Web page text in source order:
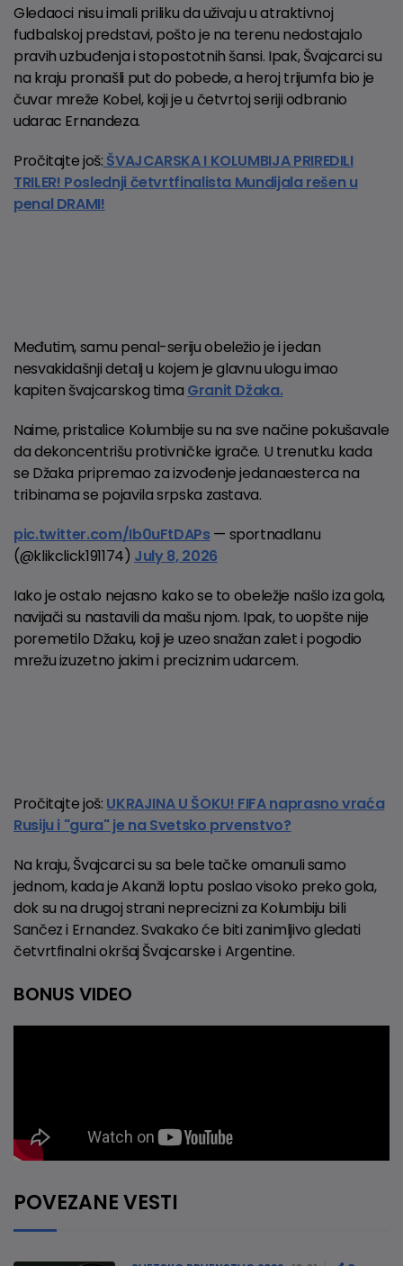
Gledaoci nisu imali priliku da uživaju u atraktivnoj
fudbalskoj predstavi, pošto je na terenu nedostajalo
pravih uzbuđenja i stopostotnih šansi. Ipak, Švajcarci su
na kraju pronašli put do pobede, a heroj trijumfa bio je
čuvar mreže Kobel, koji je u četvrtoj seriji odbranio
udarac Ernandeza.
Pročitajte još: ŠVAJCARSKA I KOLUMBIJA PRIREDILI
TRILER! Poslednji četvrtfinalista Mundijala rešen u
penal DRAMI!
Međutim, samu penal-seriju obeležio je i jedan
nesvakidašnji detalj u kojem je glavnu ulogu imao
kapiten švajcarskog tima Granit Džaka.
Naime, pristalice Kolumbije su na sve načine pokušavale
da dekoncentrišu protivničke igrače. U trenutku kada
se Džaka pripremao za izvođenje jedanaesterca na
tribinama se pojavila srpska zastava.
pic.twitter.com/Ib0uFtDAPs — sportnadlanu
(@klikclick191174) July 8, 2026
Iako je ostalo nejasno kako se to obeležje našlo iza gola,
navijači su nastavili da mašu njom. Ipak, to uopšte nije
poremetilo Džaku, koji je uzeo snažan zalet i pogodio
mrežu izuzetno jakim i preciznim udarcem.
Pročitajte još: UKRAJINA U ŠOKU! FIFA naprasno vraća
Rusiju i "gura" je na Svetsko prvenstvo?
Na kraju, Švajcarci su sa bele tačke omanuli samo
jednom, kada je Akanži loptu poslao visoko preko gola,
dok su na drugoj strani neprecizni za Kolumbiju bili
Sančez i Ernandez. Svakako će biti zanimljivo gledati
četvrtfinalni okršaj Švajcarske i Argentine.
BONUS VIDEO
POVEZANE VESTI